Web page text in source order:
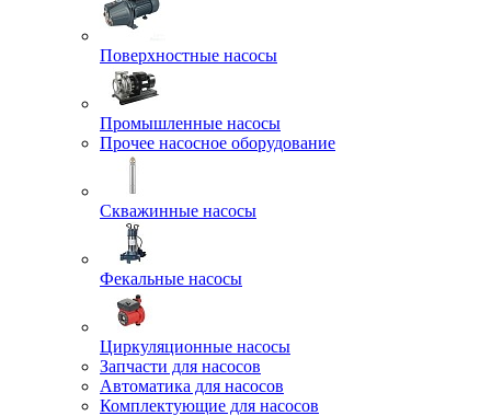
Поверхностные насосы
Промышленные насосы
Прочее насосное оборудование
Скважинные насосы
Фекальные насосы
Циркуляционные насосы
Запчасти для насосов
Автоматика для насосов
Комплектующие для насосов